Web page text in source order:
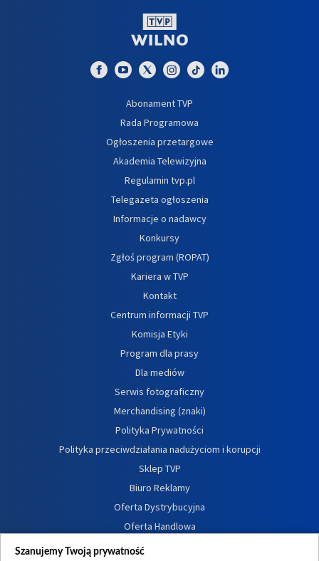
Abonament TVP
Rada Programowa
Ogłoszenia przetargowe
Akademia Telewizyjna
Regulamin tvp.pl
Telegazeta ogłoszenia
Informacje o nadawcy
Konkursy
Zgłoś program (ROPAT)
Kariera w TVP
Kontakt
Centrum informacji TVP
Komisja Etyki
Program dla prasy
Dla mediów
Serwis fotograficzny
Merchandising (znaki)
Polityka Prywatności
Polityka przeciwdziałania nadużyciom i korupcji
Sklep TVP
Biuro Reklamy
Oferta Dystrybucyjna
Oferta Handlowa
Dostępność
Szanujemy Twoją prywatność